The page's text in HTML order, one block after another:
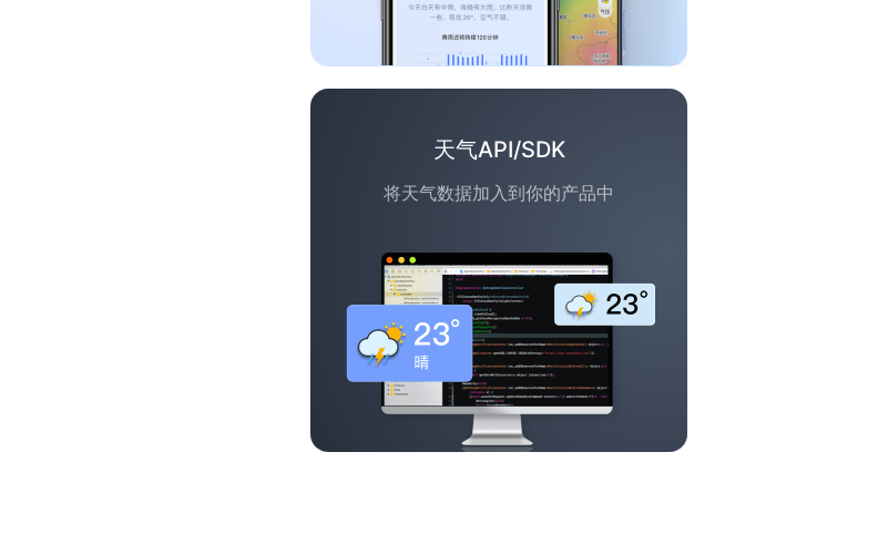
天气API/SDK
将天气数据加入到你的产品中